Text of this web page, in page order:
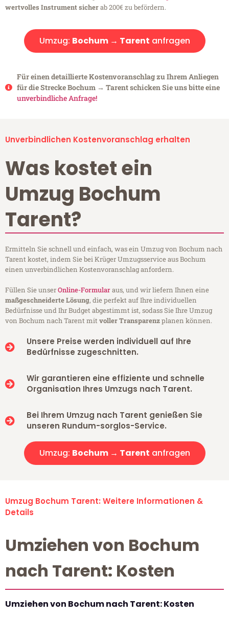
wertvolles Instrument sicherab 200€ zu befördern.
Umzug: Bochum → Tarent anfragen
Für einen detaillierte Kostenvoranschlag zu Ihrem Anliegen
für die Strecke Bochum → Tarent schicken Sie uns bitte eine
unverbindliche Anfrage!
Unverbindlichen Kostenvoranschlag erhalten
Was kostet ein
Umzug Bochum
Tarent?
Ermitteln Sie schnell und einfach, was ein Umzug von Bochum nach
Tarent kostet, indem Sie bei Krüger Umzugsservice aus Bochum
einen unverbindlichen Kostenvoranschlag anfordern.
Füllen Sie unserOnline-Formularaus, und wir liefern Ihnen eine
maßgeschneiderte Lösung, die perfekt auf Ihre individuellen
Bedürfnisse und Ihr Budget abgestimmt ist, sodass Sie Ihre Umzug
von Bochum nach Tarent mitvoller Transparenzplanen können.
Unsere Preise werden individuell auf Ihre
Bedürfnisse zugeschnitten.
Wir garantieren eine effiziente und schnelle
Organisation Ihres Umzugs nach Tarent.
Bei Ihrem Umzug nach Tarent genießen Sie
unseren Rundum-sorglos-Service.
Umzug: Bochum → Tarent anfragen
Umzug Bochum Tarent: Weitere Informationen &
Details
Umziehen von Bochum
nach Tarent: Kosten
Umziehen von Bochum nach Tarent: Kosten